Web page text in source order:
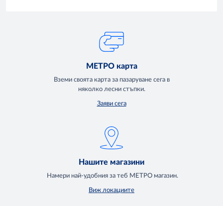
МЕТРО карта
Вземи своята карта за пазаруване сега в
няколко лесни стъпки.
Заяви сега
Нашите магазини
Намери най-удобния за теб МЕТРО магазин.
Виж локациите